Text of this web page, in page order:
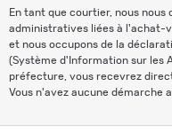
En tant que courtier, nous
administratives liées à l'achat-
et nous occupons de la
(Système d'Information sur les
préfecture, vous recevrez
Vous n'avez aucune démarche